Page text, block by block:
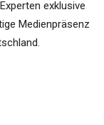
exklusive
Medienpräsenz